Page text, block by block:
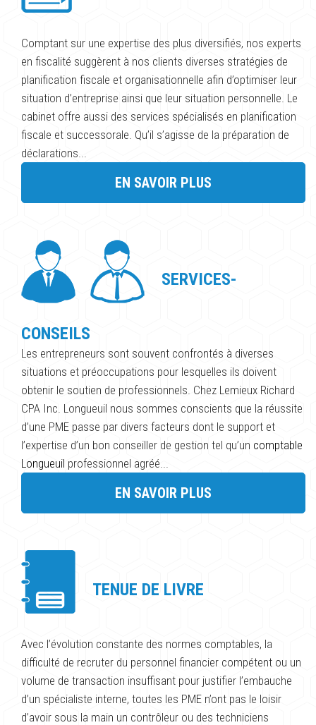
Comptant sur une expertise des plus diversifiés, nos experts
en fiscalité suggèrent à nos clients diverses stratégies de
planification fiscale et organisationnelle afin d’optimiser leur
situation d’entreprise ainsi que leur situation personnelle. Le
cabinet offre aussi des services spécialisés en planification
fiscale et successorale. Qu’il s’agisse de la préparation de
déclarations...
EN SAVOIR PLUS
SERVICES-
CONSEILS
Les entrepreneurs sont souvent confrontés à diverses
situations et préoccupations pour lesquelles ils doivent
obtenir le soutien de professionnels. Chez Lemieux Richard
CPA Inc. Longueuil nous sommes conscients que la réussite
d’une PME passe par divers facteurs dont le support et
l’expertise d’un bon conseiller de gestion tel qu’un comptable
Longueuil professionnel agréé...
EN SAVOIR PLUS
TENUE DE LIVRE
Avec l’évolution constante des normes comptables, la
difficulté de recruter du personnel financier compétent ou un
volume de transaction insuffisant pour justifier l’embauche
d’un spécialiste interne, toutes les PME n’ont pas le loisir
d’avoir sous la main un contrôleur ou des techniciens